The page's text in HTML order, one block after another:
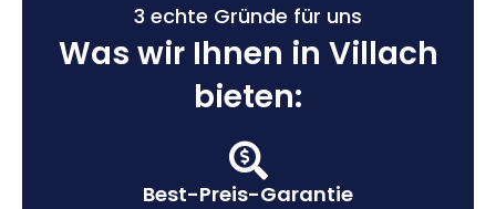
3 echte Gründe für uns
Was wir Ihnen in Villach
bieten:
Best-Preis-Garantie